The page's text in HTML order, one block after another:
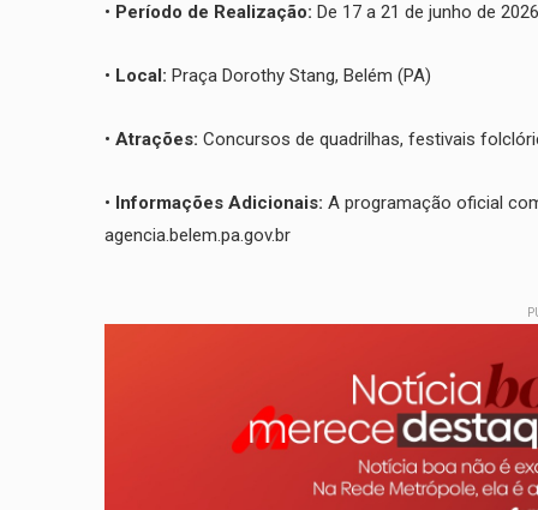
• ​ Período de Realização: De 17 a 21 de junho de 2026
• ​ Local: Praça Dorothy Stang, Belém (PA)
• ​ Atrações: Concursos de quadrilhas, festivais
• ​ Informações Adicionais: A programação oficial
agencia.belem.pa.gov.br